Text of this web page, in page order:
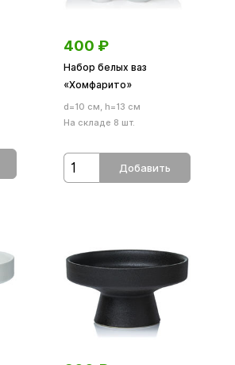
400 ₽
Набор белых ваз
«Хомфарито»
d=10 см, h=13 см
На складе 8 шт.
Добавить